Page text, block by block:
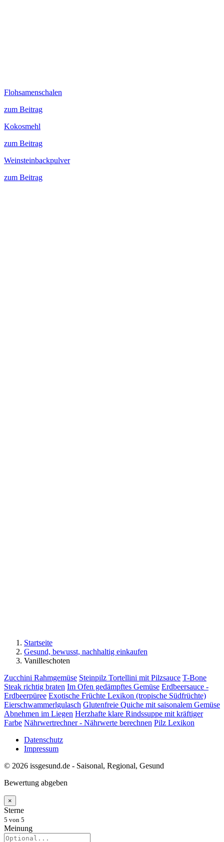
Flohsamenschalen
zum Beitrag
Kokosmehl
zum Beitrag
Weinsteinbackpulver
zum Beitrag
Startseite
Gesund, bewusst, nachhaltig einkaufen
Vanilleschoten
Zucchini Rahmgemüse Steinpilz Tortellini mit Pilzsauce T-Bone
Steak richtig braten Im Ofen gedämpftes Gemüse Erdbeersauce -
Erdbeerpüree Exotische Früchte Lexikon (tropische Südfrüchte)
Eierschwammerlgulasch Glutenfreie Quiche mit saisonalem Gemüse
Abnehmen im Liegen Herzhafte klare Rindssuppe mit kräftiger
Farbe Nährwertrechner - Nährwerte berechnen Pilz Lexikon
Datenschutz
Impressum
© 2026 issgesund.de - Saisonal, Regional, Gesund
Bewertung abgeben
×
Sterne
5 von 5
Meinung